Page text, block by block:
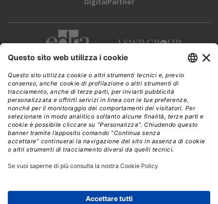
CWI è una testata giornalistica diEdra Edizioni s.r.l.
Direzione, amministrazione, redazione, pubblicità
Viale Enrico Forlanini 21 - 20134 Milano
Tel. +39 02 881841
C.F./P IVA 13002100157
www.edraedizioni.it|Privacy
Follow Us